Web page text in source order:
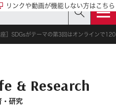
座］SDGsがテーマの第3回はオンラインで
& Research
・研究
リンクや動画が機能しない方はこちら